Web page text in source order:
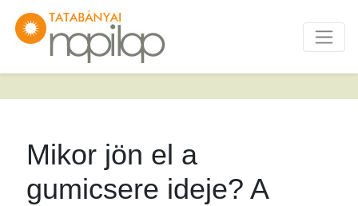
Mikor jön el a
gumicsere ideje? A